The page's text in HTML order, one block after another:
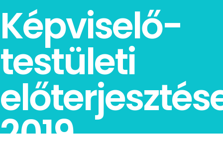
Képviselő-
testületi
2019